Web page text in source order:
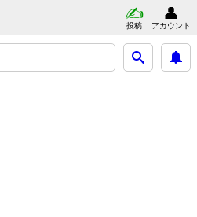
投稿 アカウント